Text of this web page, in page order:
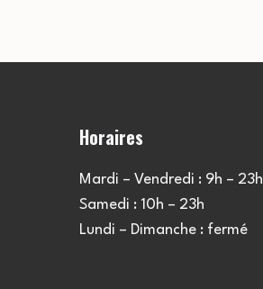
Horaires
Mardi – Vendredi : 9h – 23h
Samedi : 10h – 23h
Lundi – Dimanche : fermé